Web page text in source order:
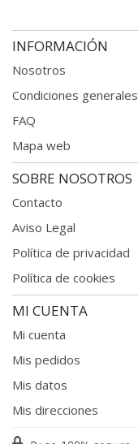
INFORMACIÓN
Nosotros
Condiciones generales
FAQ
Mapa web
SOBRE NOSOTROS
Contacto
Aviso Legal
Política de privacidad
Política de cookies
MI CUENTA
Mi cuenta
Mis pedidos
Mis datos
Mis direcciones